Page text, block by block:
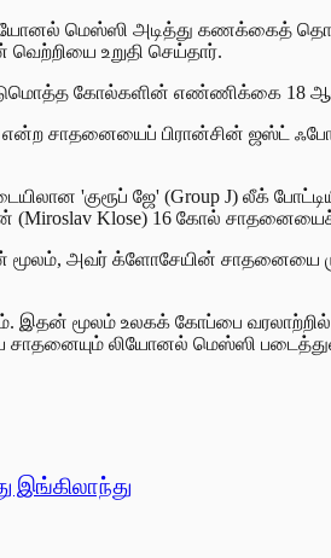
மெஸ்ஸி அடித்து கணக்கைத்
உறுதி செய்தார்.
கோல்களின் எண்ணிக்கை 18
சாதனையைப் பிரான்சின் ஜஸ்ட்
'குரூப் ஜே' (Group J) லீக்
Klose) 16 கோல் சாதனையைச்
மூலம், அவர் க்ளோசேயின் சாதனையை
இதன் மூலம் உலகக் கோப்பை
சாதனையும் லியோனல் மெஸ்ஸி